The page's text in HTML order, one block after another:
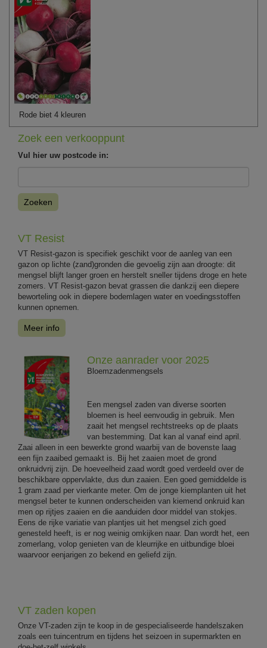
Rode biet 4 kleuren
Zoek een verkooppunt
Vul hier uw postcode in:
Zoeken
VT Resist
VT Resist-gazon is specifiek geschikt voor de aanleg van een
gazon op lichte (zand)gronden die gevoelig zijn aan droogte: dit
mengsel blijft langer groen en herstelt sneller tijdens droge en hete
zomers. VT Resist-gazon bevat grassen die dankzij een diepere
beworteling ook in diepere bodemlagen water en voedingsstoffen
kunnen opnemen.
Meer info
Onze aanrader voor 2025
Bloemzadenmengsels
Een mengsel zaden van diverse soorten
bloemen is heel eenvoudig in gebruik. Men
zaait het mengsel rechtstreeks op de plaats
van bestemming. Dat kan al vanaf eind april.
Zaai alleen in een bewerkte grond waarbij van de bovenste laag
een fijn zaaibed gemaakt is. Bij het zaaien moet de grond
onkruidvrij zijn. De hoeveelheid zaad wordt goed verdeeld over de
beschikbare oppervlakte, dus dun zaaien. Een goed gemiddelde is
1 gram zaad per vierkante meter. Om de jonge kiemplanten uit het
mengsel beter te kunnen onderscheiden van kiemend onkruid kan
men op rijtjes zaaien en die aanduiden door middel van stokjes.
Eens de rijke variatie van plantjes uit het mengsel zich goed
genesteld heeft, is er nog weinig omkijken naar. Dan wordt het, een
zomerlang, volop genieten van de kleurrijke en uitbundige bloei
waarvoor eenjarigen zo bekend en geliefd zijn.
VT zaden kopen
Onze VT-zaden zijn te koop in de gespecialiseerde handelszaken
zoals een tuincentrum en tijdens het seizoen in supermarkten en